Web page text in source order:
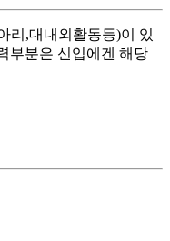
리,대내외활동등)이 있
부분은 신입에겐 해당